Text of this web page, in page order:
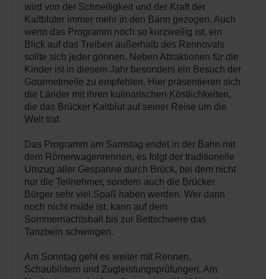
wird von der Schnelligkeit und der Kraft der
Kaltblüter immer mehr in den Bann gezogen. Auch
wenn das Programm noch so kurzweilig ist, ein
Blick auf das Treiben außerhalb des Rennovals
sollte sich jeder gönnen. Neben Attraktionen für die
Kinder ist in diesem Jahr besonders ein Besuch der
Gourmetmeile zu empfehlen. Hier präsentieren sich
die Länder mit ihren kulinarischen Köstlichkeiten,
die das Brücker Kaltblut auf seiner Reise um die
Welt traf.
Das Programm am Samstag endet in der Bahn mit
dem Römerwagenrennen, es folgt der traditionelle
Umzug aller Gespanne durch Brück, bei dem nicht
nur die Teilnehmer, sondern auch die Brücker
Bürger sehr viel Spaß haben werden. Wer dann
noch nicht müde ist, kann auf dem
Sommernachtsball bis zur Bettschwere das
Tanzbein schwingen.
Am Sonntag geht es weiter mit Rennen,
Schaubildern und Zugleistungsprüfungen. Am